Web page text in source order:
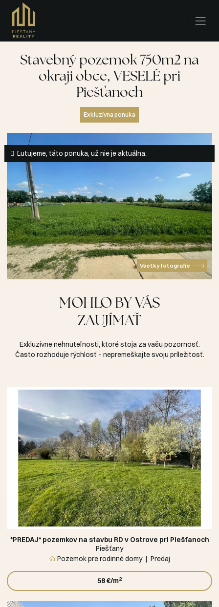
Stavebný pozemok 750m2 na
okraji obce, VESELÉ pri
Piešťanoch
Exkluzívna ponuka
Ľutujeme, táto ponuka, už nie je aktuálna.
Všetky fotografie
MOHLO BY VÁS
ZAUJÍMAŤ
Exkluzívne nehnuteľnosti, ktoré stoja za vašu pozornosť.
Často rozhoduje rýchlosť – nepremeškajte svoju príležitosť.
*PREDAJ* pozemkov na stavbu RD v Ostrove pri Piešťanoch
Piešťany
Pozemok pre rodinné domy
Predaj
58 €/m2